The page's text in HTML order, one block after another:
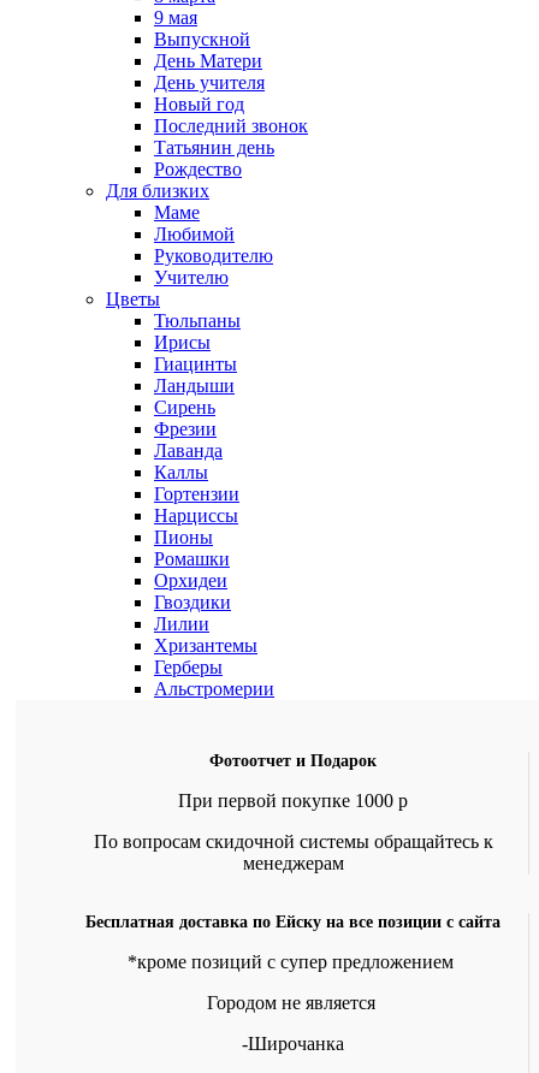
9 мая
Выпускной
День Матери
День учителя
Новый год
Последний звонок
Татьянин день
Рождество
Для близких
Маме
Любимой
Руководителю
Учителю
Цветы
Тюльпаны
Ирисы
Гиацинты
Ландыши
Сирень
Фрезии
Лаванда
Каллы
Гортензии
Нарциссы
Пионы
Ромашки
Орхидеи
Гвоздики
Лилии
Хризантемы
Герберы
Альстромерии
Фотоотчет и Подарок
При первой покупке 1000 р
По вопросам скидочной системы обращайтесь к
менеджерам
Бесплатная доставка по Ейску на все позиции с сайта
*кроме позиций с супер предложением
Городом не является
-Широчанка